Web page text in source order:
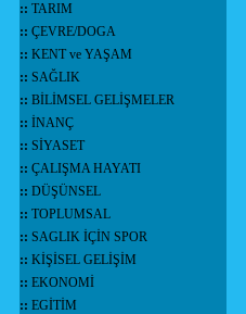
:: TARIM
:: ÇEVRE/DOGA
:: KENT ve YAŞAM
:: SAĞLIK
:: BİLİMSEL GELİŞMELER
:: İNANÇ
:: SİYASET
:: ÇALIŞMA HAYATI
:: DÜŞÜNSEL
:: TOPLUMSAL
:: SAGLIK İÇİN SPOR
:: KİŞİSEL GELİŞİM
:: EKONOMİ
:: EGİTİM